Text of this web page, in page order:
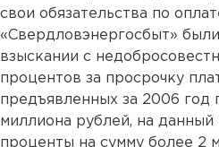
свои обязательства по
«Свердловэнергосбыт»
взыскании с
процентов за просрочку
предъявленных за 2006 год
миллиона рублей, на
проценты на сумму более 2